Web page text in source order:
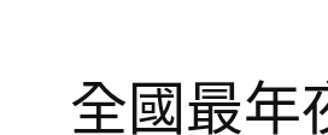
全國最年